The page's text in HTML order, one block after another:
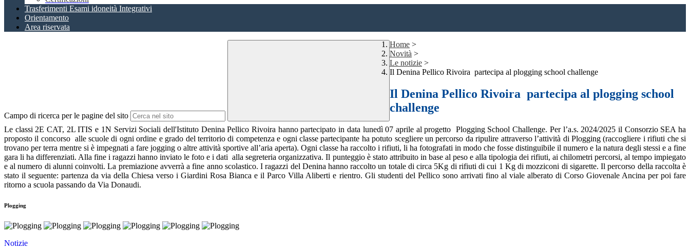
Trasferimenti Esami idoneità Integrativi
Orientamento
Area riservata
Campo di ricerca per le pagine del sito
Home >
Novità >
Le notizie >
Il Denina Pellico Rivoira partecipa al plogging school challenge
Il Denina Pellico Rivoira partecipa al plogging school
challenge
Le classi 2E CAT, 2L ITIS e 1N Servizi Sociali dell'Istituto Denina Pellico Rivoira hanno partecipato in data lunedì 07 aprile al progetto Plogging School Challenge. Per l’a.s. 2024/2025 il Consorzio SEA ha
proposto il concorso alle scuole di ogni ordine e grado del territorio di competenza e ogni classe partecipante ha potuto scegliere un percorso da ripulire attraverso l’attività di Plogging (raccogliere i rifiuti che si
trovano per terra mentre si è impegnati a fare jogging o altre attività sportive all’aria aperta). Ogni classe ha raccolto i rifiuti, li ha fotografati in modo che fosse distinguibile il numero e la natura degli stessi e a fine
gara li ha differenziati. Alla fine i ragazzi hanno inviato le foto e i dati alla segreteria organizzativa. Il punteggio è stato attribuito in base al peso e alla tipologia dei rifiuti, ai chilometri percorsi, al tempo impiegato
e al numero di alunni coinvolti. La premiazione avverrà a fine anno scolastico. I ragazzi del Denina hanno raccolto un totale di circa 5Kg di rifiuti di cui 1 Kg di mozziconi di sigarette. Il percorso della raccolta è
stato il seguente: partenza da via della Chiesa verso i Giardini Rosa Bianca e il Parco Villa Aliberti e rientro. Gli studenti del Pellico sono arrivati fino al viale alberato di Corso Giovenale Ancina per poi fare
ritorno a scuola passando da Via Donaudi.
Plogging
Notizie